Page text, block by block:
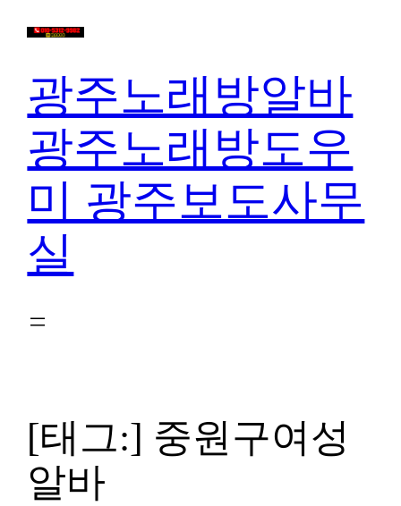
광주노래방알바
광주노래방도우
미 광주보도사무
실
[태그:] 중원구여성
알바